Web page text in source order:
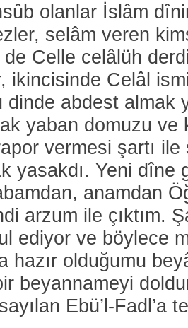
olanlar İslâm
selâm veren
Celle celâlüh
ikincisinde Celâl
dinde abdest
yaban domuzu
vermesi şartı ile
yasakdı. Yeni dîne
anamdan
arzum ile çıktım.
ediyor ve böylece
hazır olduğumu
beyannameyi
Ebü’l-Fadl’a